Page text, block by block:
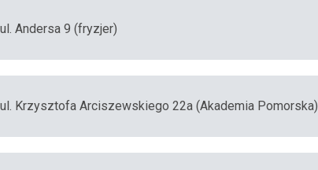
ul. Andersa 9 (fryzjer)
ul. Krzysztofa Arciszewskiego 22a (Akademia Pomorska)